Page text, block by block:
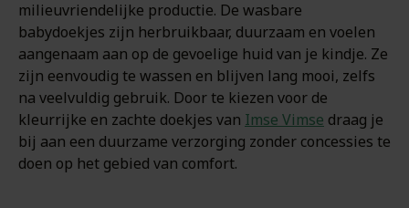
milieuvriendelijke productie. De wasbare
babydoekjes zijn herbruikbaar, duurzaam en voelen
aangenaam aan op de gevoelige huid van je kindje. Ze
zijn eenvoudig te wassen en blijven lang mooi, zelfs
na veelvuldig gebruik. Door te kiezen voor de
kleurrijke en zachte doekjes van Imse Vimse draag je
bij aan een duurzame verzorging zonder concessies te
doen op het gebied van comfort.